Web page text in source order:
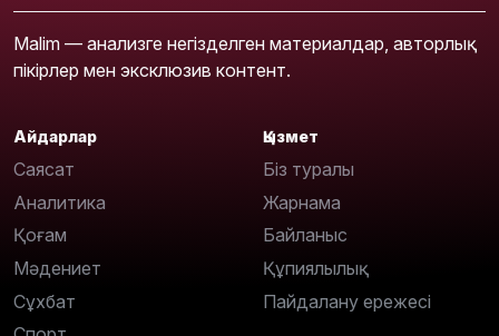
Malim — анализге негізделген материалдар, авторлық
пікірлер мен эксклюзив контент.
Айдарлар
Саясат
Аналитика
Қоғам
Мәдениет
Сұхбат
Қызмет
Біз туралы
Жарнама
Байланыс
Құпиялылық
Пайдалану ережесі